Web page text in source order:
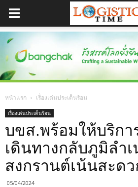
หน้าแรก เรื่องเด่นประเด็นร้อน
เรื่องเด่นประเด็นร้อน
บขส.พร้อมให้บริก
เดินทางกลับภูมิลำเ
สงกรานต์เน้นสะด
05/04/2024